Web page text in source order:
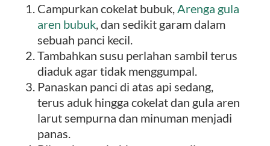
Campurkan cokelat bubuk,Arenga gula
aren bubuk, dan sedikit garam dalam
sebuah panci kecil.
Tambahkan susu perlahan sambil terus
diaduk agar tidak menggumpal.
Panaskan panci di atas api sedang,
terus aduk hingga cokelat dan gula aren
larut sempurna dan minuman menjadi
panas.